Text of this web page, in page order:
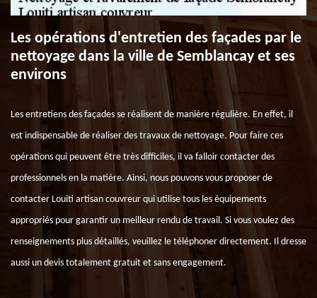
Les opérations d'entretien des façades par le
nettoyage dans la ville de Semblancay et ses
environs
Les entretiens des façades se réalisent de manière régulière. En effet, il
est indispensable de réaliser des travaux de nettoyage. Pour faire ces
opérations qui peuvent être très difficiles, il va falloir contacter des
professionnels en la matière. Ainsi, nous pouvons vous proposer de
contacter Louiti artisan couvreur qui utilise tous les équipements
appropriés pour garantir un meilleur rendu de travail. Si vous voulez des
renseignements plus détaillés, veuillez le téléphoner directement. Il dresse
aussi un devis totalement gratuit et sans engagement.